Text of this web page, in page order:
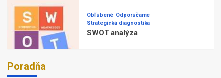
Obľúbené Odporúčame
Strategická diagnostika
SWOT analýza
Poradňa